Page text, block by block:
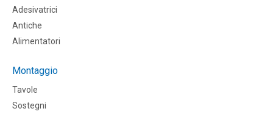
Adesivatrici
Antiche
Alimentatori
Montaggio
Tavole
Sostegni